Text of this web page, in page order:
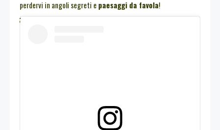
perdervi in angoli segreti e paesaggi da favola!